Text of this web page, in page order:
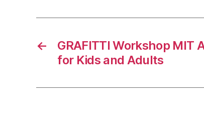
←
GRAFITTI Workshop MIT
for Kids and Adults